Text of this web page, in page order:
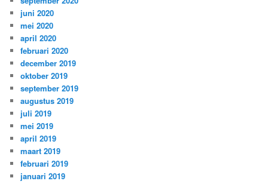
juni 2020
mei 2020
april 2020
februari 2020
december 2019
oktober 2019
september 2019
augustus 2019
juli 2019
mei 2019
april 2019
maart 2019
februari 2019
januari 2019